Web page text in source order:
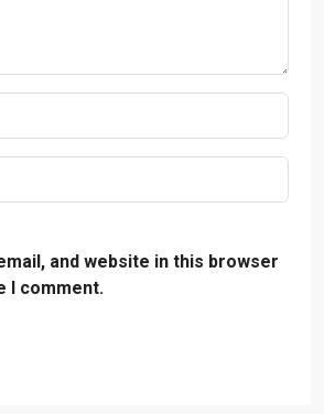
and website in this browser
I comment.